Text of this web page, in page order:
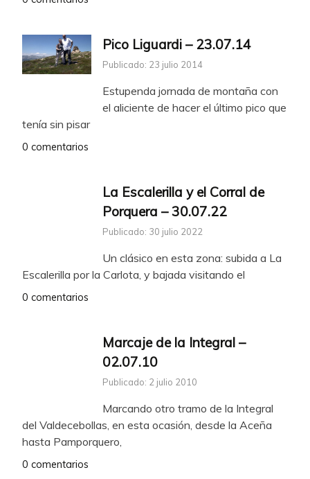
Pico Liguardi – 23.07.14
Publicado: 23 julio 2014
Estupenda jornada de montaña con
el aliciente de hacer el último pico que
tenía sin pisar
0 comentarios
La Escalerilla y el Corral de
Porquera – 30.07.22
Publicado: 30 julio 2022
Un clásico en esta zona: subida a La
Escalerilla por la Carlota, y bajada visitando el
0 comentarios
Marcaje de la Integral –
02.07.10
Publicado: 2 julio 2010
Marcando otro tramo de la Integral
del Valdecebollas, en esta ocasión, desde la Aceña
hasta Pamporquero,
0 comentarios